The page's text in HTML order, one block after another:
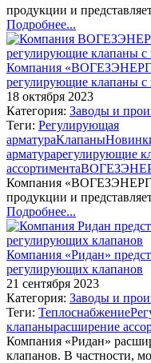
продукции и
Подробнее...
Компания
регулирующие клапаны с
18 октября 2023
Категория: Заводы и
Теги: Регулирующая
арматураКлапаны
арматурарегулирующие
ассортимента
Компания
продукции и
Подробнее...
Компания «Ридан»
регулирующих клапанов
21 сентября 2023
Категория: Заводы и
Теги: Теплоснабжение
клапанырасширение
Компания «Ридан»
клапанов. В частности,